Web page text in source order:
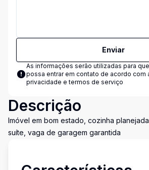
Enviar
As informações serão utilizadas para
possa entrar em contato de acordo com
privacidade e termos de serviço
Descrição
Imóvel em bom estado, cozinha
suíte, vaga de garagem garantida